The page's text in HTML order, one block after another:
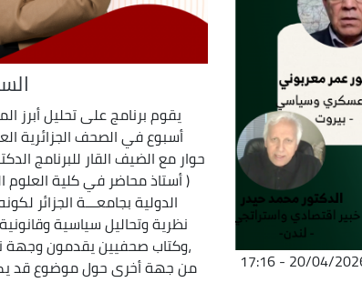
20/04/2026 -
يقوم برنامج على تحليل أبرز
أسبوع في الصحف الجزائرية
حوار مع الضيف القار للبرنامج
( أستاذ محاضر في كلية العلوم
الدولية بجامعـــة الجزائر
نظرية وتحاليل سياسية
،وكتاب صحفيين يقدمون وجهة
من جهة أخرى حول موضوع قد